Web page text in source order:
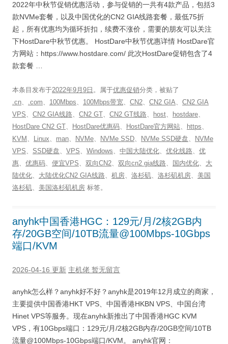
2022年中秋节促销优惠活动，参与促销的一共有4款产品，包括3
款NVMe套餐，以及中国优化的CN2 GIA线路套餐，最低75折
起，所有优惠均为循环折扣，续费不涨价，需要的朋友可以关注
下HostDare中秋节优惠。 HostDare中秋节优惠详情 HostDare官
方网站：https://www.hostdare.com/ 此次HostDare促销包含了4
款套餐 …
本条目发布于2022年9月9日 。属于优惠促销分类，被贴了
.cn、 .com、 100Mbps、 100Mbps带宽、 CN2、 CN2 GIA、 CN2 GIA
VPS、 CN2 GIA线路、 CN2 GT、 CN2 GT线路、 host、 hostdare、
HostDare CN2 GT、 HostDare优惠码、 HostDare官方网站、 https、
KVM 、 Linux、 man、 NVMe、 NVMe SSD、 NVMe SSD硬盘、
NVMe
VPS、 SSD硬盘、 VPS、 Windows、 中国大陆优化、 优化线路、 优
惠、 优惠码、 便宜VPS、 双向CN2、 双向cn2 gia线路、 国内优化、 大
陆优化、 大陆优化CN2 GIA线路、 机房、 洛杉矶、 洛杉矶机房、 美国
洛杉矶、 美国洛杉矶机房 标签。
anyhk中国香港HGC：129元/月/2核2GB内
存/20GB空间/10TB流量@100Mbps-10Gbps
端口/KVM
2026-04-16 更新 主机佬 暂无留言
anyhk怎么样？anyhk好不好？anyhk是2019年12月成立的商家，
主要提供中国香港HKT VPS、中国香港HKBN VPS、中国台湾
Hinet VPS等服务。现在anyhk新推出了中国香港HGC KVM
VPS，有10Gbps端口：129元/月/2核2GB内存/20GB空间/10TB
流量@100Mbps-10Gbps端口/KVM。 anyhk官网：